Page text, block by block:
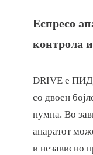
Еспресо
контрола
DRIVE е ПИД
со двоен
пумпа. Во
апаратот
и независно